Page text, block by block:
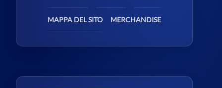
MAPPA DEL SITO MERCHANDISE